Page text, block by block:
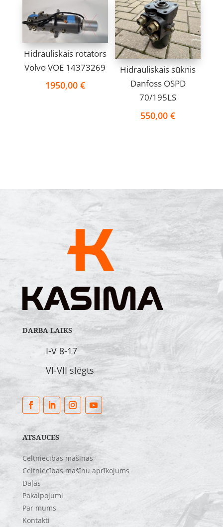
Hidrauliskais rotators
Volvo VOE 14373269
1950,00 €
Hidrauliskais sūknis
Danfoss OSPD
70/195LS
550,00€
DARBA LAIKS
I-V 8-17
VI-VII slēgts
ATSAUCES
Celtniecības mašīnas
Celtniecības mašīnu aprīkojums
Daļas
Pakalpojumi
Par mums
Kontakti